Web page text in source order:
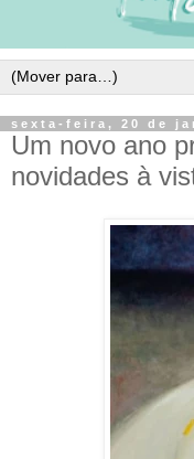
sexta-feira, 20 de
Um novo ano
novidades à